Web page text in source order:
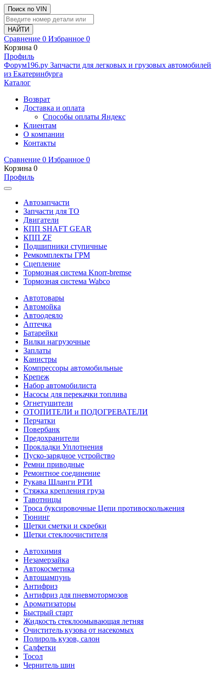
Поиск по VIN
Сравнение 0 Избранное 0
Корзина 0
Профиль
Фoрум196.ру Запчасти для легковых и грузовых автомобилей
из Екатеринбурга
Каталог
Возврат
Доставка и оплата
Способы оплаты Яндекс
Клиентам
О компании
Контакты
Сравнение 0 Избранное 0
Корзина 0
Профиль
Автозапчасти
Запчасти для ТО
Двигатели
КПП SHAFT GEAR
КПП ZF
Подшипники ступичные
Ремкомплекты ГРМ
Сцепление
Тормозная система Knorr-bremse
Тормозная система Wabco
Автотовары
Автомойка
Автоодеяло
Аптечка
Батарейки
Вилки нагрузочные
Заплаты
Канистры
Компрессоры автомобильные
Крепеж
Набор автомобилиста
Насосы для перекачки топлива
Огнетушители
ОТОПИТЕЛИ и ПОДОГРЕВАТЕЛИ
Перчатки
Повербанк
Предохранители
Прокладки Уплотнения
Пуско-зарядное устройство
Ремни приводные
Ремонтное соединение
Рукава Шланги РТИ
Стяжка крепления груза
Тавотницы
Троса буксировочные Цепи противоскольжения
Тюнинг
Щетки сметки и скребки
Щетки стеклоочистителя
Автохимия
Незамерзайка
Автокосметика
Автошампунь
Антифриз
Антифриз для пневмотормозов
Ароматизаторы
Быстрый старт
Жидкость стеклоомывающая летняя
Очиститель кузова от насекомых
Полироль кузов, салон
Салфетки
Тосол
Чернитель шин